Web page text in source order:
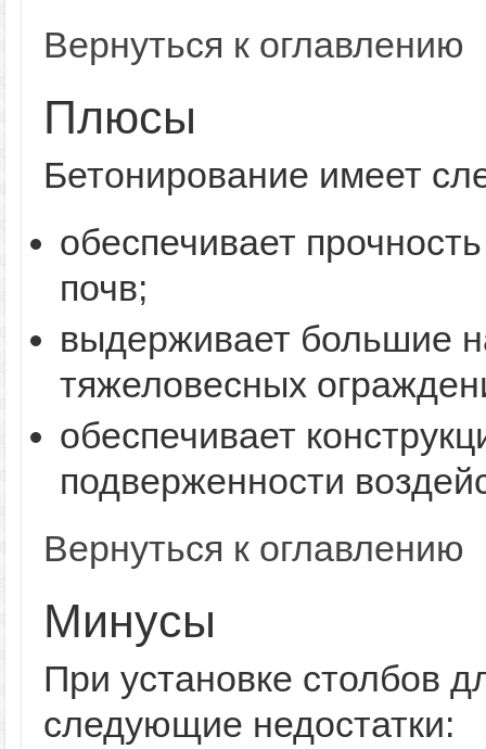
Вернуться к оглавлению
Плюсы
Бетонирование имеет
обеспечивает
почв;
выдерживает большие
тяжеловесных
обеспечивает
подверженности
Вернуться к оглавлению
Минусы
При установке столбов
следующие недостатки: